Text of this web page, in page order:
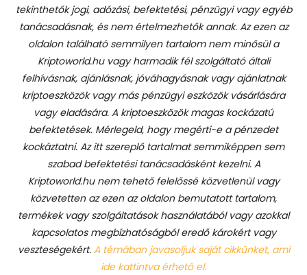
tekinthetők jogi, adózási, befektetési, pénzügyi vagy egyéb
tanácsadásnak, és nem értelmezhetők annak. Az ezen az
oldalon található semmilyen tartalom nem minősül a
Kriptoworld.hu vagy harmadik fél szolgáltató általi
felhívásnak, ajánlásnak, jóváhagyásnak vagy ajánlatnak
kriptoeszközök vagy más pénzügyi eszközök vásárlására
vagy eladására. A kriptoeszközök magas kockázatú
befektetések. Mérlegeld, hogy megérti-e a pénzedet
kockáztatni. Az itt szereplő tartalmat semmiképpen sem
szabad befektetési tanácsadásként kezelni. A
Kriptoworld.hu nem tehető felelőssé közvetlenül vagy
közvetetten az ezen az oldalon bemutatott tartalom,
termékek vagy szolgáltatások használatából vagy azokkal
kapcsolatos megbízhatóságból eredő károkért vagy
veszteségekért. A témában javasoljuk saját cikkünket, ami
ide kattintva érhető el.